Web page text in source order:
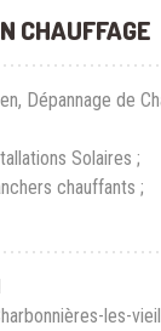
CHAUFFAGE
Dépannage de
Solaires ;
chauffants ;
les-